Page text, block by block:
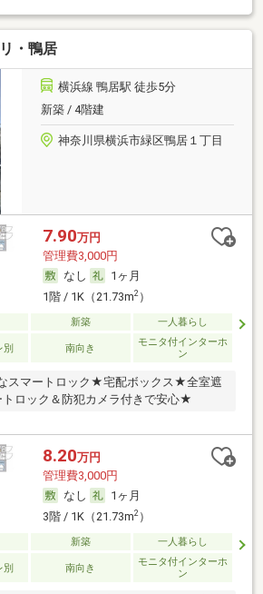
・鴨居
横浜線 鴨居駅 徒歩5分
新築 / 4階建
神奈川県横浜市緑区鴨居１丁目
7.90万円
管理費3,000円
なし
1ヶ月
1階 / 1K（21.73m2）
新築 一人暮らし
別 南向き
モニタ付インターホ
ン
スマートロック★宅配ボックス★全室遮
トロック＆防犯カメラ付きで安心★
8.20万円
管理費3,000円
なし
1ヶ月
3階 / 1K（21.73m2）
新築 一人暮らし
別 南向き
モニタ付インターホ
ン